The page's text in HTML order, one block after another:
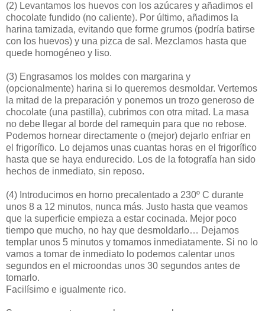
(2) Levantamos los huevos con los azúcares y añadimos el
chocolate fundido (no caliente). Por último, añadimos la
harina tamizada, evitando que forme grumos (podría batirse
con los huevos) y una pizca de sal. Mezclamos hasta que
quede homogéneo y liso.
(3) Engrasamos los moldes con margarina y
(opcionalmente) harina si lo queremos desmoldar. Vertemos
la mitad de la preparación y ponemos un trozo generoso de
chocolate (una pastilla), cubrimos con otra mitad. La masa
no debe llegar al borde del ramequin para que no rebose.
Podemos hornear directamente o (mejor) dejarlo enfriar en
el frigorífico. Lo dejamos unas cuantas horas en el frigorífico
hasta que se haya endurecido. Los de la fotografía han sido
hechos de inmediato, sin reposo.
(4) Introducimos en horno precalentado a 230º C durante
unos 8 a 12 minutos, nunca más. Justo hasta que veamos
que la superficie empieza a estar cocinada. Mejor poco
tiempo que mucho, no hay que desmoldarlo… Dejamos
templar unos 5 minutos y tomamos inmediatamente. Si no lo
vamos a tomar de inmediato lo podemos calentar unos
segundos en el microondas unos 30 segundos antes de
tomarlo.
Facilísimo e igualmente rico.